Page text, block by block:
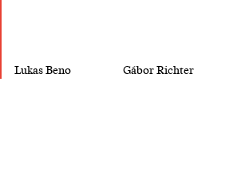
Lukas Beno Gábor Richter